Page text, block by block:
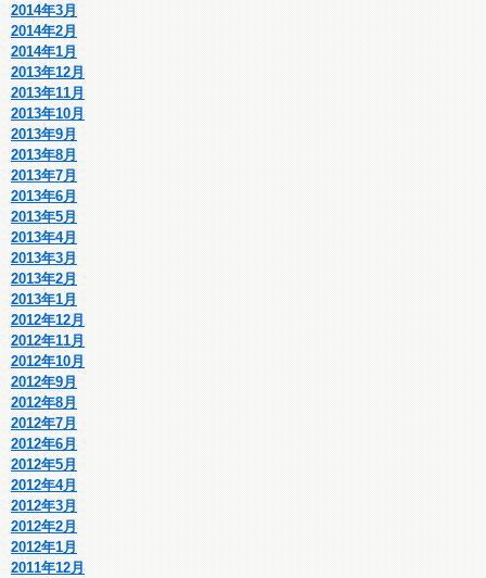
2014年3月
2014年2月
2014年1月
2013年12月
2013年11月
2013年10月
2013年9月
2013年8月
2013年7月
2013年6月
2013年5月
2013年4月
2013年3月
2013年2月
2013年1月
2012年12月
2012年11月
2012年10月
2012年9月
2012年8月
2012年7月
2012年6月
2012年5月
2012年4月
2012年3月
2012年2月
2012年1月
2011年12月